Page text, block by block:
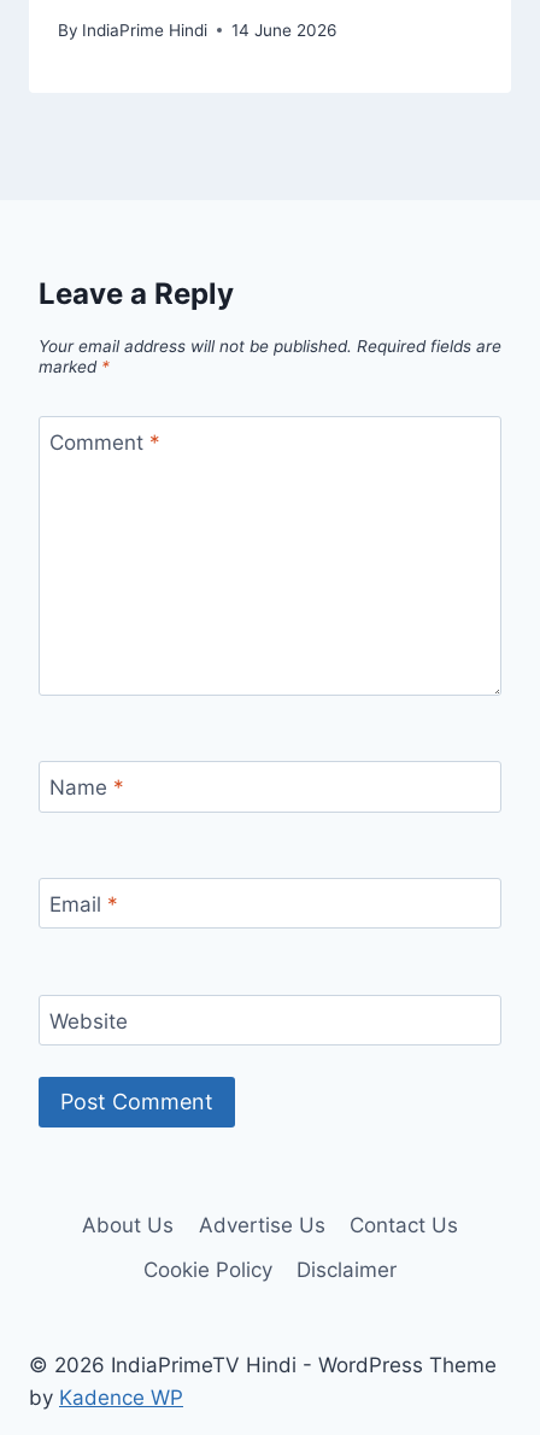
By IndiaPrime Hindi 14 June 2026
Leave a Reply
Your email address will not be published. Required fields are
marked *
Comment *
Name *
Email *
Website
About Us Advertise Us
Contact Us
Cookie Policy
Disclaimer
© 2026 IndiaPrimeTV Hindi - WordPress Theme
by Kadence WP